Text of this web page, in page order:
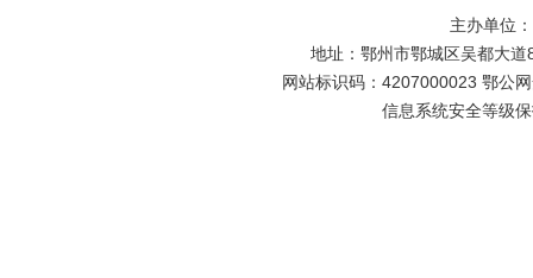
主办单位
地址：鄂州市鄂城区吴都大
网站标识码：4207000023 鄂公
信息系统安全等级